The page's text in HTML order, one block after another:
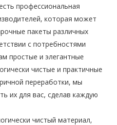
профессиональная
которая может
пакеты различных
с потребностями
простые и элегантные
чистые и практичные
переработки, мы
их для вас, сделав каждую
чистый материал,